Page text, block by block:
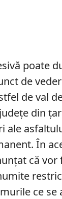
poate
de
de val
din
ale
În
că vor
ce se